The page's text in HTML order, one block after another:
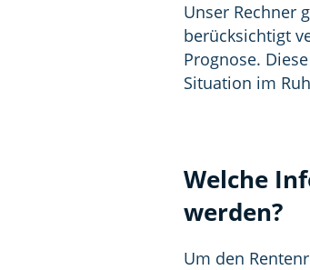
Unser Rechner
berücksichtigt
Prognose.
Situation im
Welche
werden?
Um den